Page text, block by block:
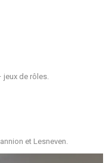
jeux de rôles.
et Lesneven.